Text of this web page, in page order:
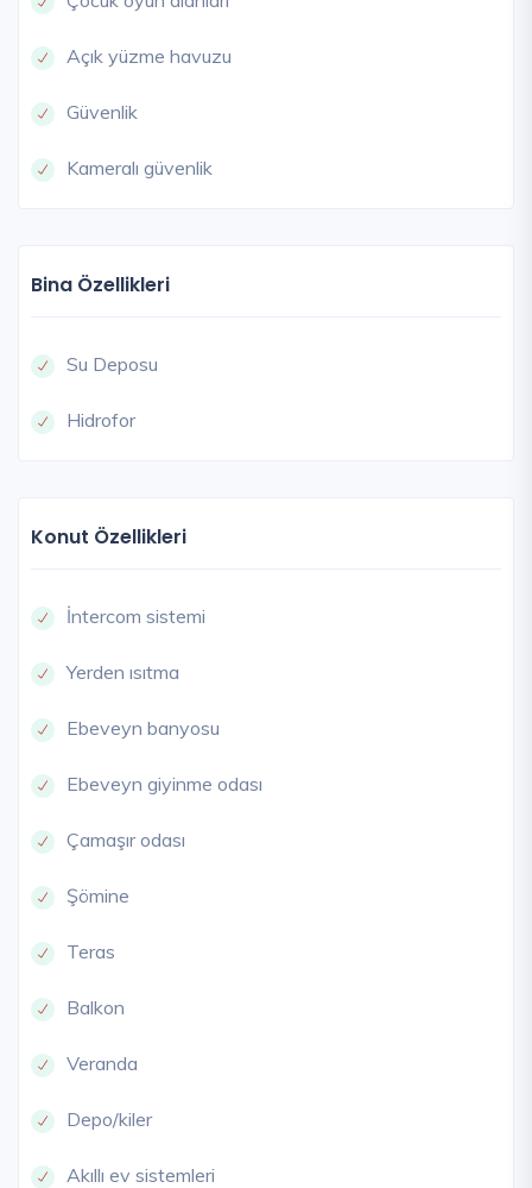
Açık yüzme havuzu
Güvenlik
Kameralı güvenlik
Bina Özellikleri
Su Deposu
Hidrofor
Konut Özellikleri
İntercom sistemi
Yerden ısıtma
Ebeveyn banyosu
Ebeveyn giyinme odası
Çamaşır odası
Şömine
Teras
Balkon
Veranda
Depo/kiler
Akıllı ev sistemleri